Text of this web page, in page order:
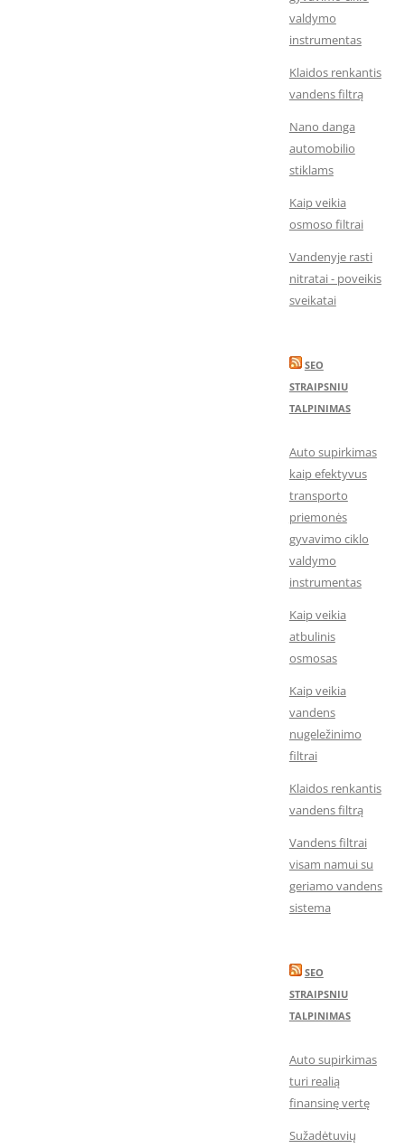
valdymo
instrumentas
Klaidos renkantis
vandens filtrą
Nano danga
automobilio
stiklams
Kaip veikia
osmoso filtrai
Vandenyje rasti
nitratai - poveikis
sveikatai
SEO
STRAIPSNIU
TALPINIMAS
Auto supirkimas
kaip efektyvus
transporto
priemonės
gyvavimo ciklo
valdymo
instrumentas
Kaip veikia
atbulinis
osmosas
Kaip veikia
vandens
nugeležinimo
filtrai
Klaidos renkantis
vandens filtrą
Vandens filtrai
visam namui su
geriamo vandens
sistema
SEO
STRAIPSNIU
TALPINIMAS
Auto supirkimas
turi realią
finansinę vertę
Sužadėtuvių